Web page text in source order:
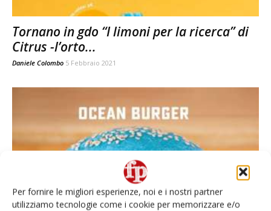
Per fornire le migliori esperienze, noi e i nostri partner
utilizziamo tecnologie come i cookie per memorizzare e/o
Tornano in gdo “I limoni per la ricerca” di
Citrus -l’orto...
Daniele Colombo 5 Febbraio 2021